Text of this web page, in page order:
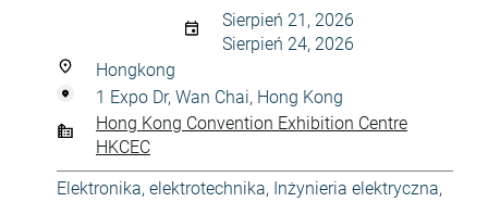
Sierpień 21, 2026
Sierpień 24, 2026
Hongkong
1 Expo Dr, Wan Chai, Hong Kong
Hong Kong Convention Exhibition Centre
HKCEC
Elektronika, elektrotechnika, Inżynieria elektryczna,